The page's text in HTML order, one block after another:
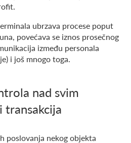
ubrzava procese poput
povećava se iznos prosečnog
između personala
i još mnogo toga.
nad svim
transakcija
poslovanja nekog objekta